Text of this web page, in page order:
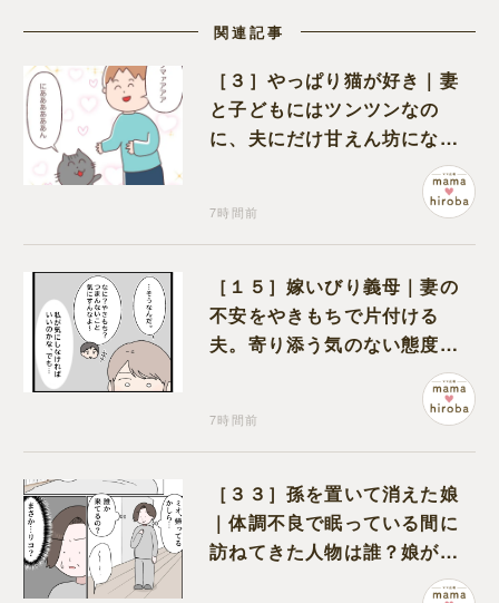
関連記事
［３］やっぱり猫が好き｜妻
と子どもにはツンツンなの
に、夫にだけ甘えん坊になる
7時間前
［１５］嫁いびり義母｜妻の
不安をやきもちで片付ける
夫。寄り添う気のない態度に
7時間前
［３３］孫を置いて消えた娘
｜体調不良で眠っている間に
訪ねてきた人物は誰？娘が戻
ってきたのかと不安になる